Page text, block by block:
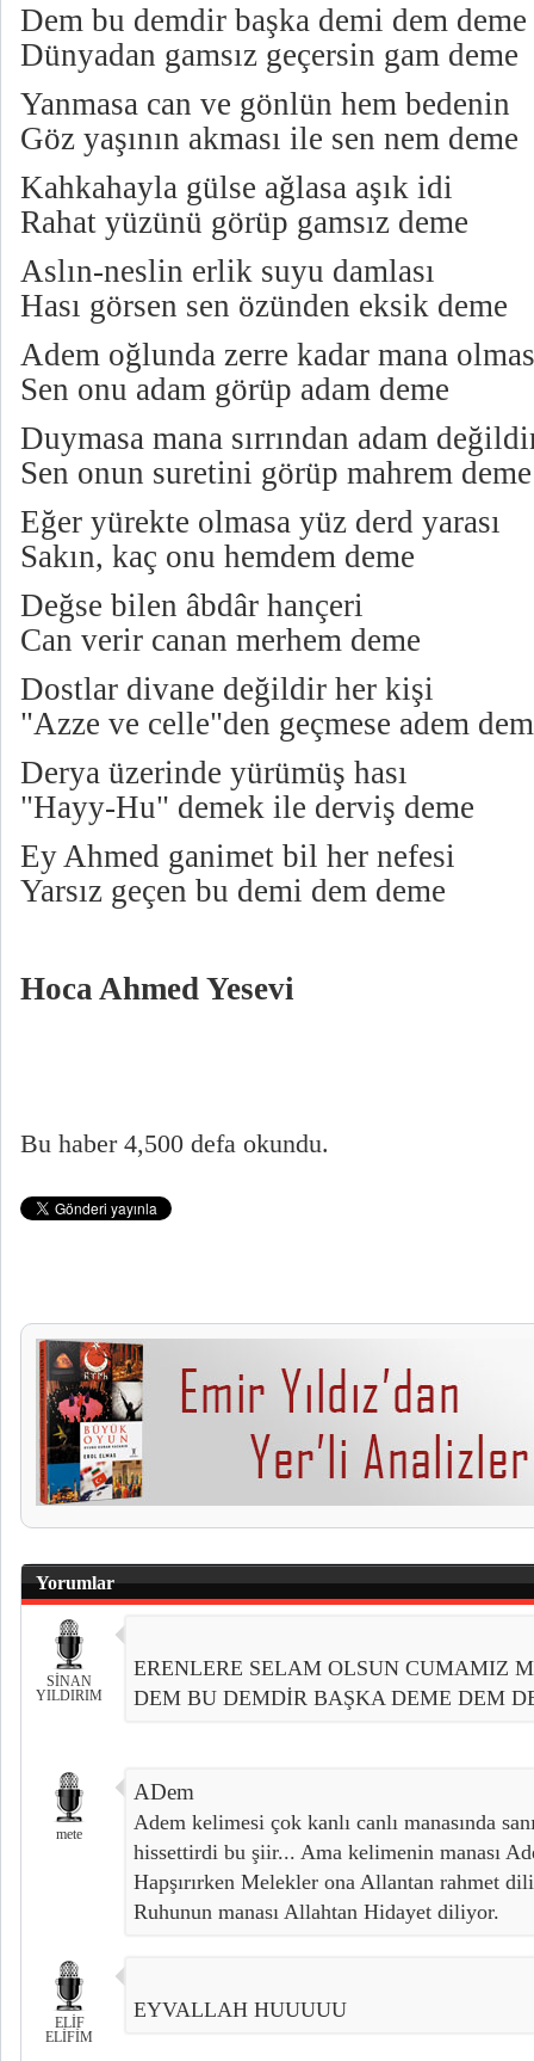
Dem bu demdir başka demi dem deme
Dünyadan gamsız geçersin gam deme
Yanmasa can ve gönlün hem bedenin
Göz yaşının akması ile sen nem deme
Kahkahayla gülse ağlasa aşık idi
Rahat yüzünü görüp gamsız deme
Aslın-neslin erlik suyu damlası
Hası görsen sen özünden eksik deme
Adem oğlunda zerre kadar mana
Sen onu adam görüp adam deme
Duymasa mana sırrından adam
Sen onun suretini görüp mahrem deme
Eğer yürekte olmasa yüz derd yarası
Sakın, kaç onu hemdem deme
Değse bilen âbdâr hançeri
Can verir canan merhem deme
Dostlar divane değildir her kişi
"Azze ve celle"den geçmese adem
Derya üzerinde yürümüş hası
"Hayy-Hu" demek ile derviş deme
Ey Ahmed ganimet bil her nefesi
Yarsız geçen bu demi dem deme
Hoca Ahmed Yesevi
Bu haber 4,500 defa okundu.
Yorumlar
SİNAN
YILDIRIM
ERENLERE SELAM OLSUN CUMAMIZ
DEM BU DEMDİR BAŞKA DEME DEM
mete
ADem
Adem kelimesi çok kanlı canlı manasında
hissettirdi bu şiir... Ama kelimenin manası
Hapşırırken Melekler ona Allantan rahmet
Ruhunun manası Allahtan Hidayet diliyor.
ELİF
ELİFİM
EYVALLAH HUUUUU